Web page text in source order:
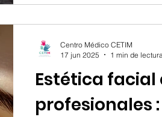
producción natural de
Estética facial
profesionales
Centro Médico CETIM
17 jun 2025
1 min de lectura